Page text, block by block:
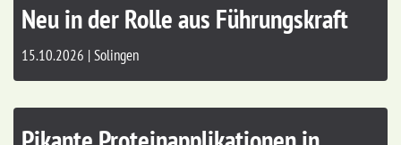
Neu in der Rolle aus Führungskraft
15.10.2026 | Solingen